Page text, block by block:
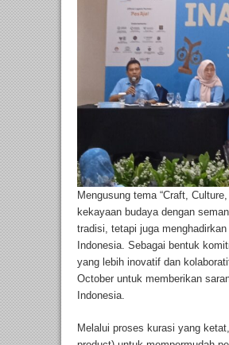
Mengusung tema “Craft,
kekayaan budaya dengan
tradisi, tetapi juga
Indonesia. Sebagai bentuk
yang lebih inovatif dan
October untuk memberikan
Indonesia.
Melalui proses kurasi yang